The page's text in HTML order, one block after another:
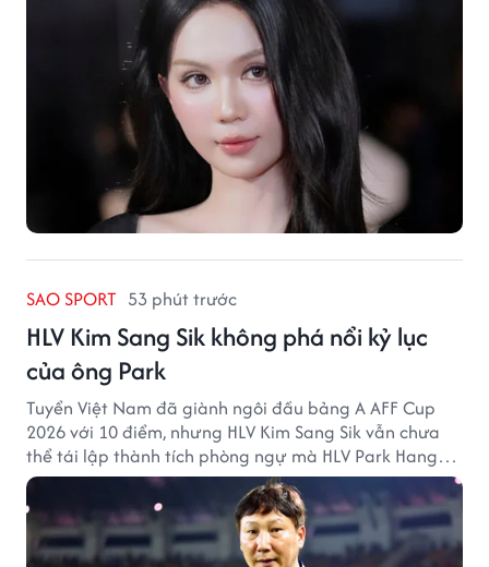
SAO SPORT 53 phút trước
HLV Kim Sang Sik không phá nổi kỷ lục
của ông Park
Tuyển Việt Nam đã giành ngôi đầu bảng A AFF Cup
2026 với 10 điểm, nhưng HLV Kim Sang Sik vẫn chưa
thể tái lập thành tích phòng ngự mà HLV Park Hang
Seo từng tạo ra.